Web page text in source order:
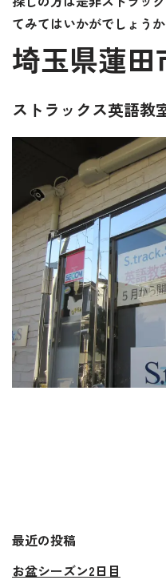
てみてはいかがでしょう
埼玉県蓮田
ストラックス英語教
最近の投稿
お盆シーズン2日目